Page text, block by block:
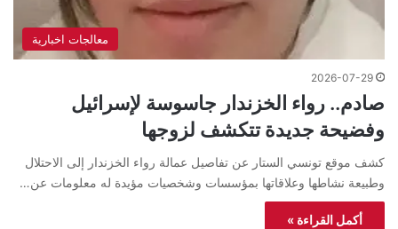
معالجات اخبارية
2026-07-29
صادم.. رواء الخزندار جاسوسة لإسرائيل
وفضيحة جديدة تتكشف لزوجها
كشف موقع تونسي الستار عن تفاصيل عمالة رواء الخزندار إلى الاحتلال
وطبيعة نشاطها وعلاقاتها بمؤسسات وشخصيات مؤيدة له معلومات عن…
أكمل القراءة »